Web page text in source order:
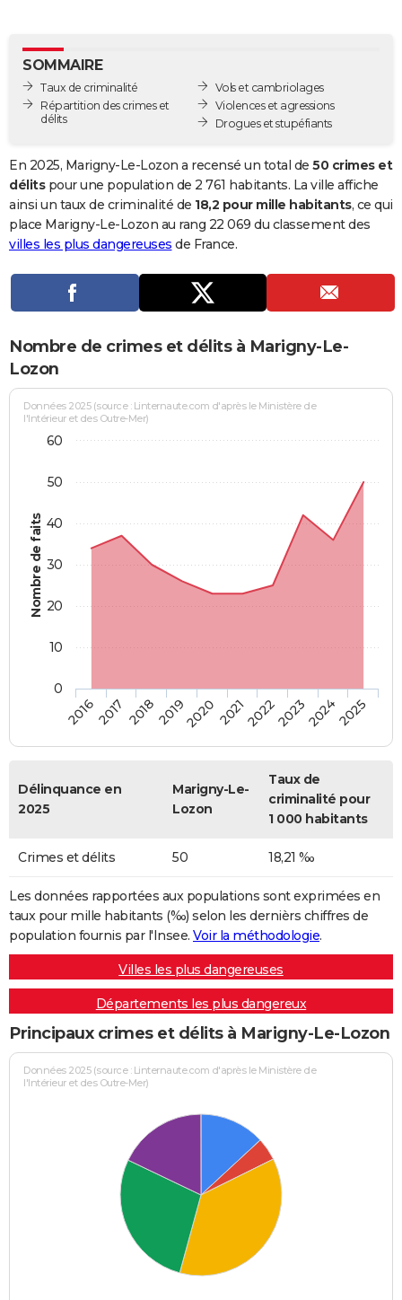
GUIDES D'ACHAT
BONS PLANS
Carte de Noël
Carte Bonne année
Carte Saint-Valentin
Carte Pâques
Carte d'anniversaire
DICTIONNAIRE
Dictionnaire
Biographies
Citations
Expressions
Proverbes
PROGRAMME TV
COPAINS D'AVANT
S'inscrire
Se connecter
Lycées
Collèges
Primaires
Universités
Entreprises
Service militaire
Avis de recherche
AVIS DE DÉCÈS
FORUM
Bricolage
Lifestyle
Culture
Sport
Auto
Television
Voyage
Cinema
SOMMAIRE
Taux de criminalité
Répartition des crimes et
délits
Vols et cambriolages
Violences et agressions
Drogues et stupéfiants
En 2025, Marigny-Le-Lozon a recensé un total de 50 crimes et
délitspour une population de 2 761 habitants. La ville affiche
ainsi un taux de criminalité de 18,2 pour mille habitants, ce qui
place Marigny-Le-Lozon au rang 22 069 du classement des
villes les plus dangereuses de France.
Nombre de crimes et délits à Marigny-Le-
Lozon
Nombre de faits
Données 2025 (source : Linternaute.com d'après le Ministère de
l'Intérieur et des Outre-Mer)
20162017 20182019202020212022202320242025
0
10
20
30
40
50
60
Délinquance en
2025
Marigny-Le-
Lozon
Taux de
criminalité pour
1 000 habitants
Crimes et délits 50 18,21 ‰
Les données rapportées aux populations sont exprimées en
taux pour mille habitants (‰) selon les dernièrs chiffres de
population fournis par l'Insee. Voir la méthodologie.
Villes les plus dangereuses
Départements les plus dangereux
Principaux crimes et délits à Marigny-Le-Lozon
Données 2025 (source : Linternaute.com d'après le Ministère de
l'Intérieur et des Outre-Mer)